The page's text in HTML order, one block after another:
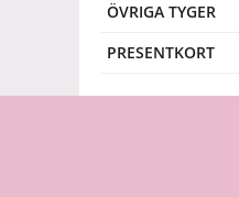
ÖVRIGA TYGER
PRESENTKORT